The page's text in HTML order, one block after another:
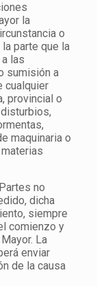
la
o
parte que la
las
sumisión a
cualquier
provincial o
maquinaria o
no
dicha
siempre
comienzo y
La
enviar
de la causa